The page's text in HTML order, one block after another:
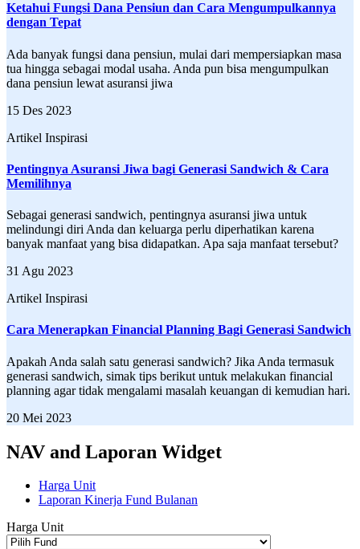
Ketahui Fungsi Dana Pensiun dan Cara Mengumpulkannya
dengan Tepat
Ada banyak fungsi dana pensiun, mulai dari mempersiapkan masa
tua hingga sebagai modal usaha. Anda pun bisa mengumpulkan
dana pensiun lewat asuransi jiwa
15 Des 2023
Artikel Inspirasi
Pentingnya Asuransi Jiwa bagi Generasi Sandwich & Cara
Memilihnya
Sebagai generasi sandwich, pentingnya asuransi jiwa untuk
melindungi diri Anda dan keluarga perlu diperhatikan karena
banyak manfaat yang bisa didapatkan. Apa saja manfaat tersebut?
31 Agu 2023
Artikel Inspirasi
Cara Menerapkan Financial Planning Bagi Generasi Sandwich
Apakah Anda salah satu generasi sandwich? Jika Anda termasuk
generasi sandwich, simak tips berikut untuk melakukan financial
planning agar tidak mengalami masalah keuangan di kemudian hari.
20 Mei 2023
NAV and Laporan Widget
Harga Unit
Laporan Kinerja Fund Bulanan
Harga Unit